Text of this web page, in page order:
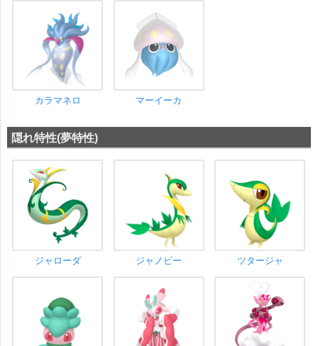
カラマネロ マーイーカ
隠れ特性(夢特性)
ジャローダ ジャノビー ツタージャ